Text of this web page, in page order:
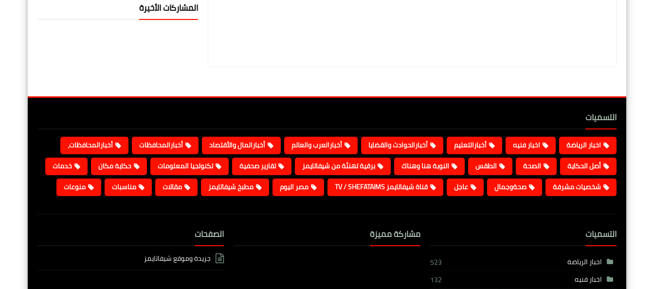
المشاركات الأخيرة
التسميات
اخبار الرياضة اخبار فنيه أخبارالتعليم أخبارالحوادث والقضايا أخبارالعرب والعالم أخبارالمال والأقتصاد أخبارالمحافظات
أخبارالمحافظات،
أصل الحكاية
الصحة الطقس النوبة هنا وهناك برقية تهنئة من شيفاتايمز تقارير صحفية تكنولجيا المعلومات حكاية مكان
خدمات
شخصيات مشرفة
صحةوجمال عاجل قناة شيفاتايمز TV / SHEFATAIMS مصر اليوم مطبخ شيفاتايمز مقالات مناسبات منوعات
التسميات
اخبار الرياضة
523
اخبار فنيه
132
مشاركة مميزة الصفحات
جريدة وموقع شيفاتايمز